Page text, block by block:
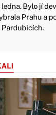
Bylo jí
Prahu a
Pardubicích.